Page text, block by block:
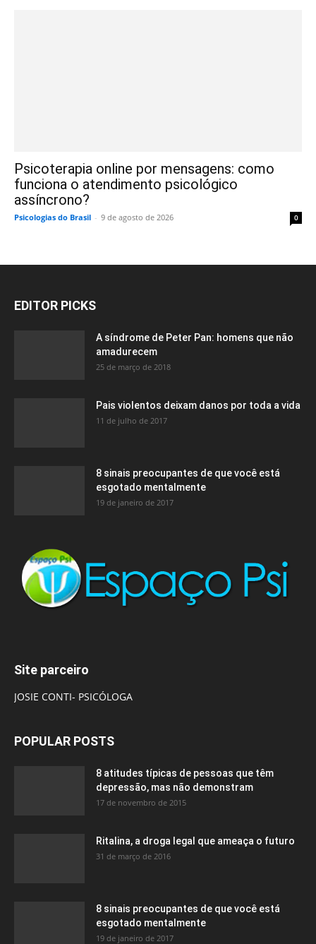
Psicoterapia online por mensagens: como
funciona o atendimento psicológico
assíncrono?
Psicologias do Brasil - 9 de agosto de 2026 0
EDITOR PICKS
A síndrome de Peter Pan: homens que não
amadurecem
25 de março de 2018
Pais violentos deixam danos por toda a vida
11 de julho de 2017
8 sinais preocupantes de que você está
esgotado mentalmente
19 de janeiro de 2017
Site parceiro
JOSIE CONTI- PSICÓLOGA
POPULAR POSTS
8 atitudes típicas de pessoas que têm
depressão, mas não demonstram
17 de novembro de 2015
Ritalina, a droga legal que ameaça o futuro
31 de março de 2016
8 sinais preocupantes de que você está
esgotado mentalmente
19 de janeiro de 2017